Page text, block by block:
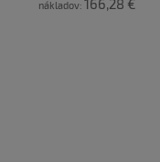
nákladov: 166,28 €